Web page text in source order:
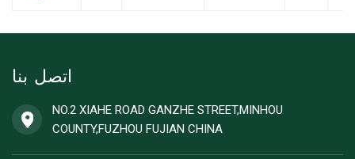
اتصل بنا
NO.2 XIAHE ROAD GANZHE STREET,MINHOU
COUNTY,FUZHOU FUJIAN CHINA